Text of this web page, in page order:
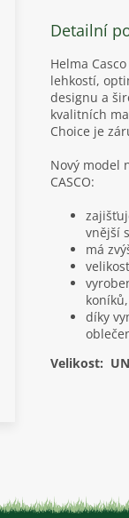
Detailní
Helma
lehkostí,
designu a
kvalitních
Choice je
Nový model
CASCO:
vnější
má
koníků,
díky
Velikost: